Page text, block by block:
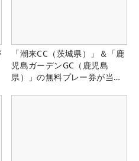
「潮来CC（茨城県）」＆「鹿
児島ガーデンGC（鹿児島
県）」の無料プレー券が当た